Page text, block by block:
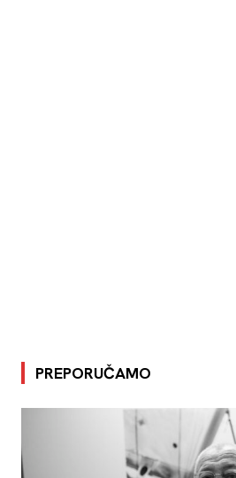
PREPORUČAMO